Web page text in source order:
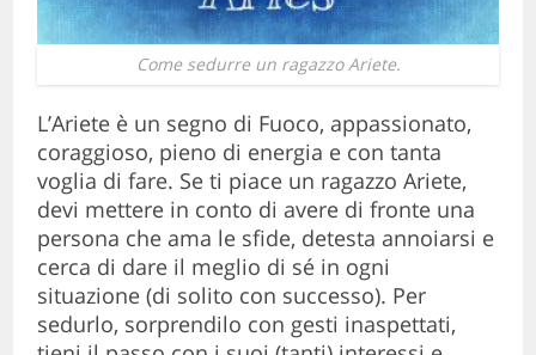
Come sedurre un ragazzo Ariete.
L’Ariete è un segno di Fuoco, appassionato,
coraggioso, pieno di energia e con tanta
voglia di fare. Se ti piace un ragazzo Ariete,
devi mettere in conto di avere di fronte una
persona che ama le sfide, detesta annoiarsi e
cerca di dare il meglio di sé in ogni
situazione (di solito con successo). Per
sedurlo, sorprendilo con gesti inaspettati,